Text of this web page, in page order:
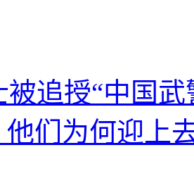
被追授“中国
他们为何迎上